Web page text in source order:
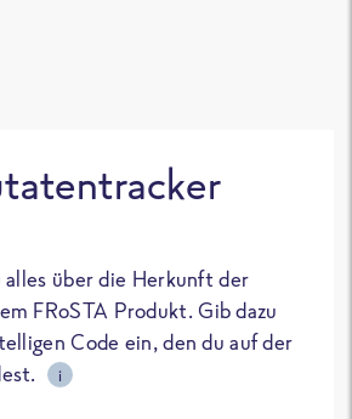
über die Herkunft der
FRoSTA Produkt. Gib dazu
Code ein, den du auf der
i